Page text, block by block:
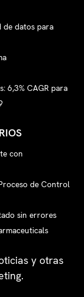
de datos para
6,3% CAGR para
con
de Control
sin errores
y otras